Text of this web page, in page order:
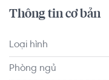
một chốn an cư để
Ngoài ra, cư dân
Thông tin cơ bản
Loại hình
Phòng ngủ